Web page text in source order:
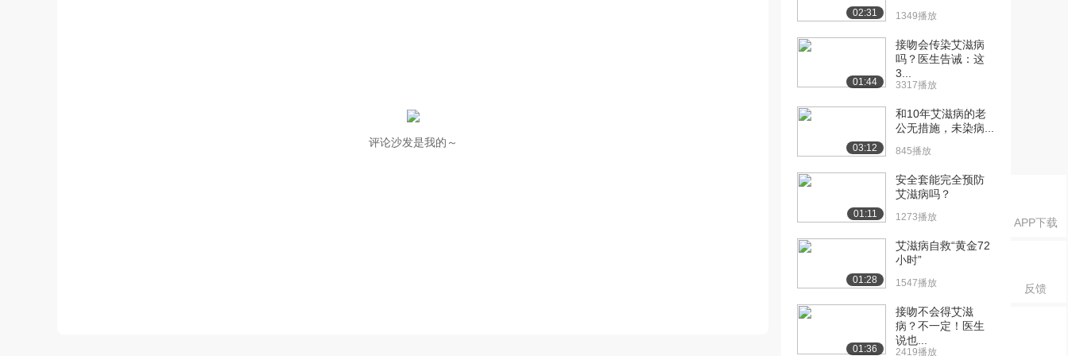
APP下载
反馈
评论沙发是我的～
02:31 1349播放
01:44
接吻会传染艾滋病
吗？医生告诫：这
3...
3317播放
03:12
和10年艾滋病的老
公无措施，未染病...
845播放
01:11
安全套能完全预防
艾滋病吗？
1273播放
01:28
艾滋病自救“黄金72
小时”
1547播放
01:36
接吻不会得艾滋
病？不一定！医生
说也...
2419播放